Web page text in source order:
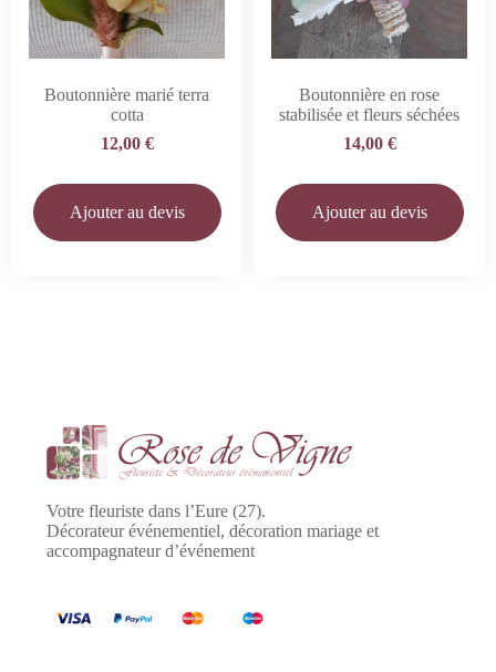
Boutonnière marié terra
cotta
12,00 €
Ajouter au devis
Boutonnière en rose
stabilisée et fleurs séchées
14,00 €
Ajouter au devis
Votre fleuriste dans l’Eure (27).
Décorateur événementiel, décoration mariage et
accompagnateur d’événement